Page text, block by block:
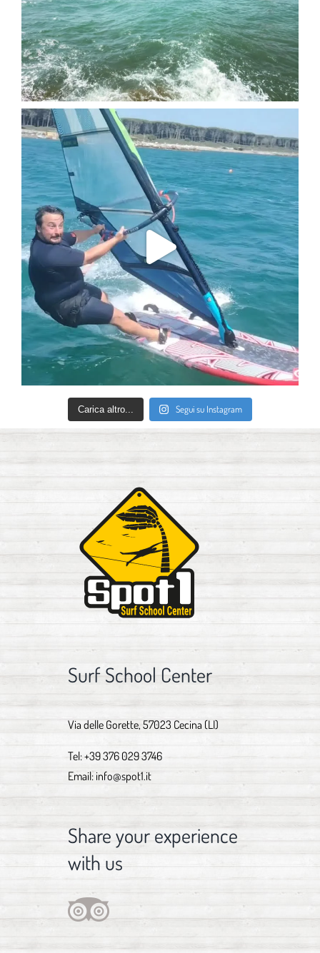
Carica altro... Segui su Instagram
Surf School Center
Via delle Gorette, 57023 Cecina (LI)
Tel:+39 376 029 3746
Email: info@spot1.it
Share your experience
with us